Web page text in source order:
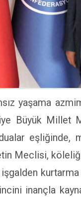
yaşama
Büyük Millet
eşliğinde,
Meclisi,
işgalden
inançla